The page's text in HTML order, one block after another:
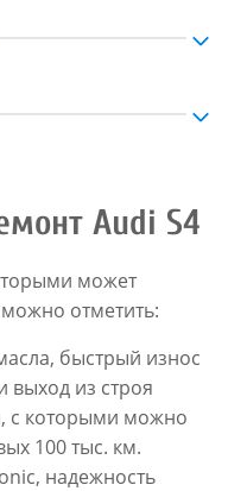
Audi S4
может
можно отметить:
быстрый износ
из строя
с которыми можно
100 тыс. км.
надежность